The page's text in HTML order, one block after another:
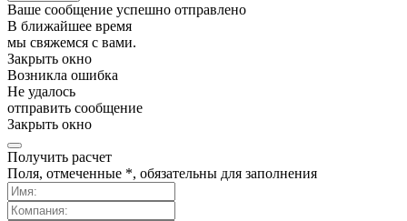
Ваше сообщение успешно отправлено
В ближайшее время
мы свяжемся с вами.
Закрыть окно
Возникла ошибка
Не удалось
отправить сообщение
Закрыть окно
Получить расчет
Поля, отмеченные *, обязательны для заполнения